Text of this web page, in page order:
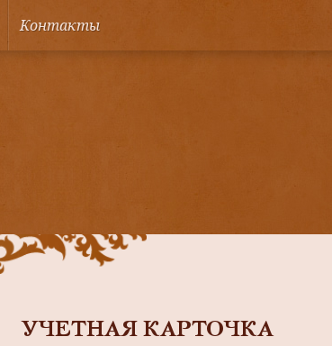
Контакты
УЧЕТНАЯ КАРТОЧКА